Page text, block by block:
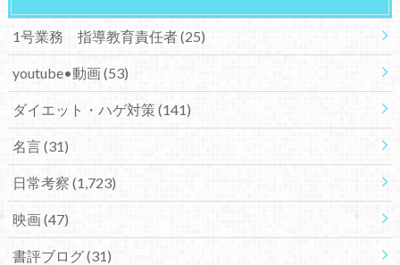
1号業務 指導教育責任者(25)
youtube•動画(53)
ダイエット・ハゲ対策(141)
名言(31)
日常考察 (1,723)
映画(47)
書評ブログ(31)